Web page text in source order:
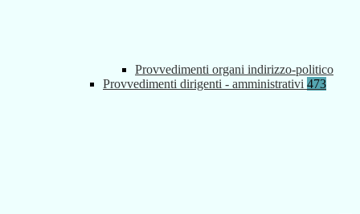
Provvedimenti organi indirizzo-politico
Provvedimenti dirigenti - amministrativi 473